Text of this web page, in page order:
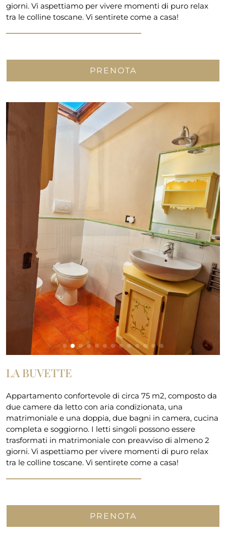
giorni. Vi aspettiamo per vivere momenti di puro relax
tra le colline toscane. Vi sentirete come a casa!
PRENOTA
LA BUVETTE
Appartamento confortevole di circa 75 m2, composto da
due camere da letto con aria condizionata, una
matrimoniale e una doppia, due bagni in camera, cucina
completa e soggiorno. I letti singoli possono essere
trasformati in matrimoniale con preavviso di almeno 2
giorni. Vi aspettiamo per vivere momenti di puro relax
tra le colline toscane. Vi sentirete come a casa!
PRENOTA